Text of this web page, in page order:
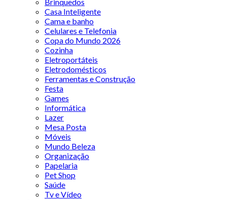
Casa Inteligente
Cama e banho
Celulares e Telefonia
Copa do Mundo 2026
Cozinha
Eletroportáteis
Eletrodomésticos
Ferramentas e Construção
Festa
Games
Informática
Lazer
Mesa Posta
Móveis
Mundo Beleza
Organização
Papelaria
Pet Shop
Saúde
Tv e Vídeo